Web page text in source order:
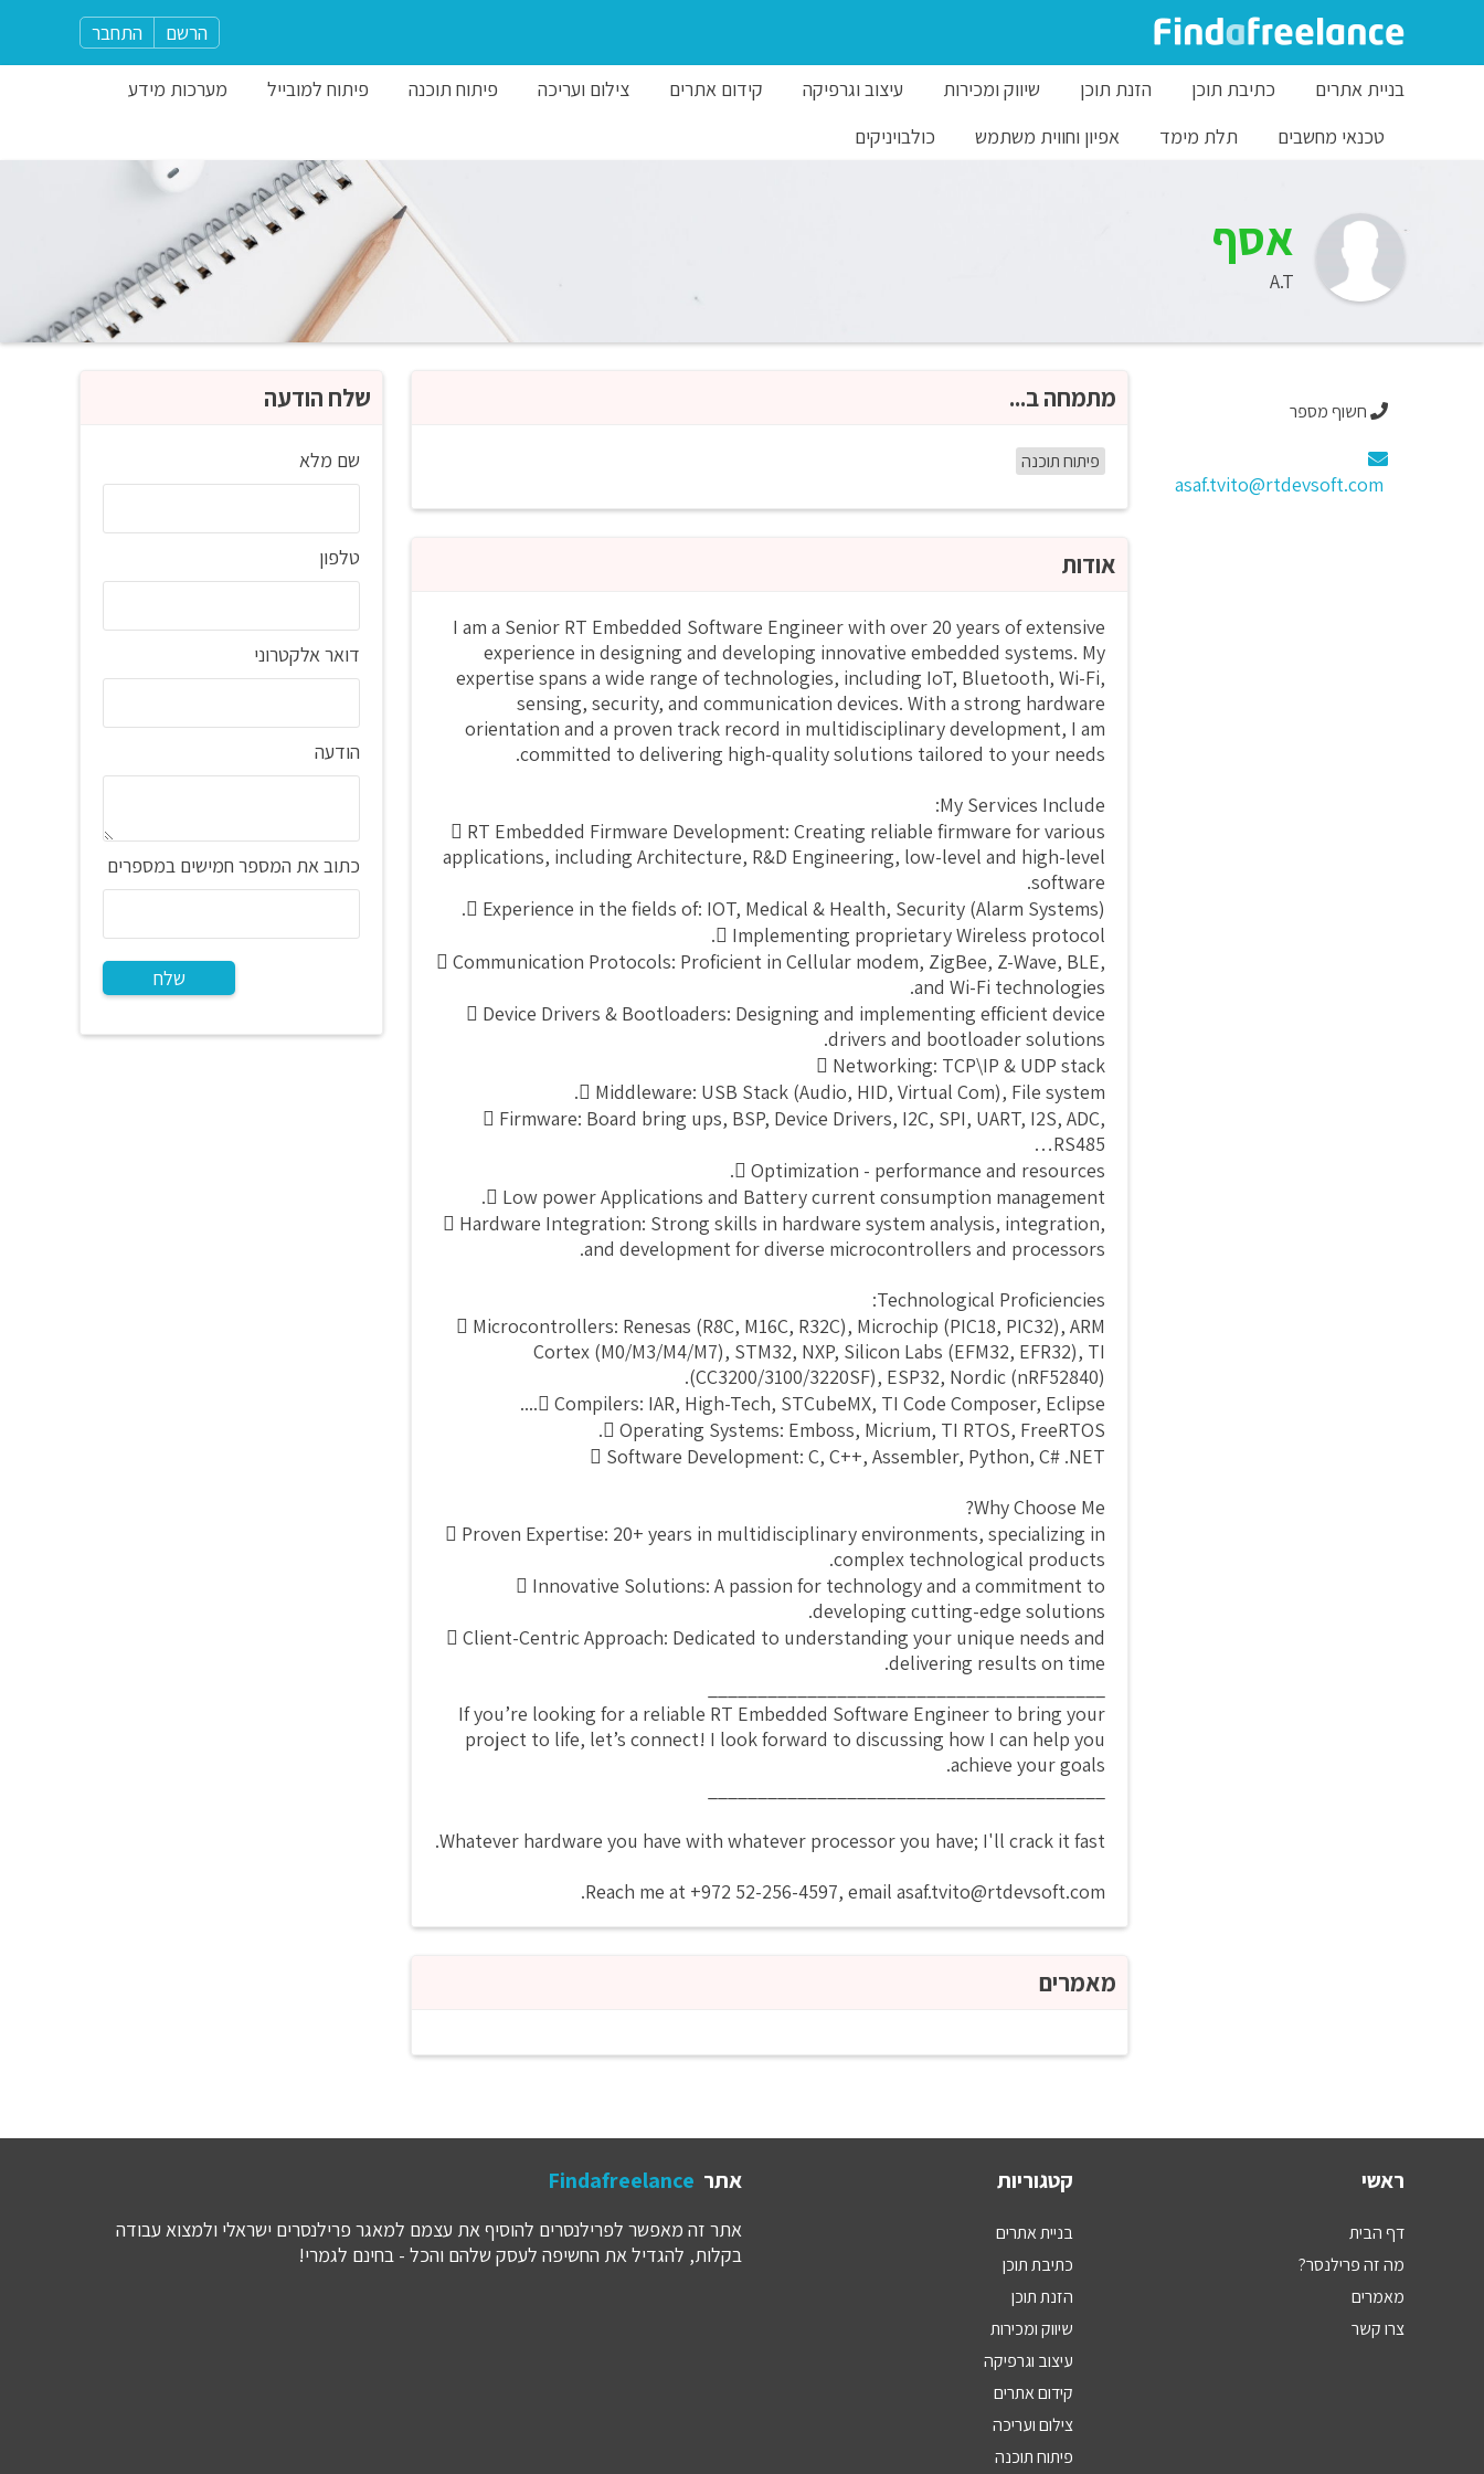
הרשם התחבר
בניית אתרים כתיבת תוכן הזנת תוכן שיווק ומכירות עיצוב וגרפיקה קידום אתרים צילום ועריכה פיתוח תוכנה פיתוח למובייל
מערכות מידע
טכנאי מחשבים
תלת מימד אפיון וחווית משתמש כולבויניקים
אסף
A.T
חשוף מספר מתמחה ב...
פיתוח תוכנה
אודות
I am a Senior RT Embedded Software Engineer with over 20 years of extensive
experience in designing and developing innovative embedded systems. My
expertise spans a wide range of technologies, including IoT, Bluetooth, Wi-Fi,
sensing, security, and communication devices. With a strong hardware
orientation and a proven track record in multidisciplinary development, I am
committed to delivering high-quality solutions tailored to your needs.
My Services Include:
 RT Embedded Firmware Development: Creating reliable firmware for various
applications, including Architecture, R&D Engineering, low-level and high-level
software.
 Experience in the fields of: IOT, Medical & Health, Security (Alarm Systems).
 Implementing proprietary Wireless protocol.
 Communication Protocols: Proficient in Cellular modem, ZigBee, Z-Wave, BLE,
and Wi-Fi technologies.
 Device Drivers & Bootloaders: Designing and implementing efficient device
drivers and bootloader solutions.
 Networking: TCP\IP & UDP stack
 Middleware: USB Stack (Audio, HID, Virtual Com), File system.
 Firmware: Board bring ups, BSP, Device Drivers, I2C, SPI, UART, I2S, ADC,
RS485…
 Optimization - performance and resources.
 Low power Applications and Battery current consumption management.
 Hardware Integration: Strong skills in hardware system analysis, integration,
and development for diverse microcontrollers and processors.
Technological Proficiencies:
 Microcontrollers: Renesas (R8C, M16C, R32C), Microchip (PIC18, PIC32), ARM
Cortex (M0/M3/M4/M7), STM32, NXP, Silicon Labs (EFM32, EFR32), TI
(CC3200/3100/3220SF), ESP32, Nordic (nRF52840).
 Compilers: IAR, High-Tech, STCubeMX, TI Code Composer, Eclipse....
 Operating Systems: Emboss, Micrium, TI RTOS, FreeRTOS.
 Software Development: C, C++, Assembler, Python, C# .NET
Why Choose Me?
 Proven Expertise: 20+ years in multidisciplinary environments, specializing in
complex technological products.
 Innovative Solutions: A passion for technology and a commitment to
developing cutting-edge solutions.
 Client-Centric Approach: Dedicated to understanding your unique needs and
delivering results on time.
If you’re looking for a reliable RT Embedded Software Engineer to bring your
project to life, let’s connect! I look forward to discussing how I can help you
achieve your goals.
Whatever hardware you have with whatever processor you have; I'll crack it fast.
Reach me at ⁦+972 52-256-4597⁩, email asaf.tvito@rtdevsoft.com.
מאמרים
שלח הודעה
שם מלא
טלפון
דואר אלקטרוני
הודעה
כתוב את המספר חמישים במספרים
שלח
ראשי
דף הבית
מה זה פרילנסר?
מאמרים
צרו קשר
קטגוריות
בניית אתרים
כתיבת תוכן
הזנת תוכן
שיווק ומכירות
עיצוב וגרפיקה
קידום אתרים
צילום ועריכה
פיתוח תוכנה
אתר Findafreelance
אתר זה מאפשר לפרילנסרים להוסיף את עצמם למאגר פרילנסרים ישראלי ולמצוא עבודה
בקלות, להגדיל את החשיפה לעסק שלהם והכל - בחינם לגמרי!